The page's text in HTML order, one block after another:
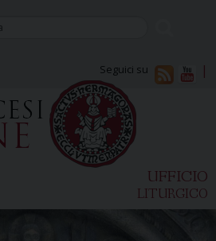
Seguici su
UFFICIO
LITURGICO